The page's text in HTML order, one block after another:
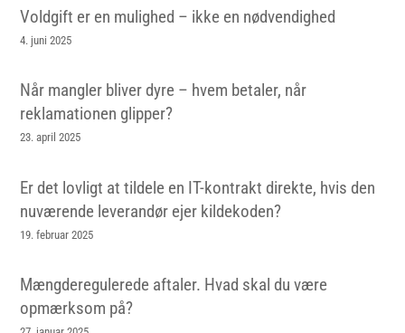
Voldgift er en mulighed – ikke en nødvendighed
4. juni 2025
Når mangler bliver dyre – hvem betaler, når
reklamationen glipper?
23. april 2025
Er det lovligt at tildele en IT-kontrakt direkte, hvis den
nuværende leverandør ejer kildekoden?
19. februar 2025
Mængderegulerede aftaler. Hvad skal du være
opmærksom på?